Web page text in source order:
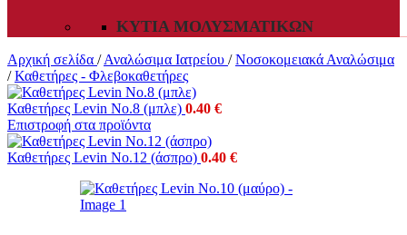
ΚΥΤΊΑ ΜΟΛΥΣΜΑΤΙΚΏΝ
Αρχική σελίδα / Αναλώσιμα Ιατρείου / Νοσοκομειακά Αναλώσιμα
/ Καθετήρες - Φλεβοκαθετήρες
Καθετήρες Levin Νο.8 (μπλε) 0.40 €
Επιστροφή στα προϊόντα
Καθετήρες Levin Νο.12 (άσπρο) 0.40 €